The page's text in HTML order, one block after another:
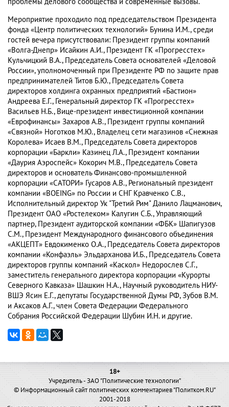
Мероприятие проходило под председательством Президента
фонда «Центр политических технологий» Бунина И.М., среди
гостей вечера присутствовали: Президент группы компаний
«Волга-Днепр» Исайкин А.И., Президент ГК «Прогресстех»
Кульчицкий В.А., Председатель Совета основателей «Деловой
России», уполномоченный при Президенте РФ по защите прав
предпринимателей Титов Б.Ю., Председатель Совета
директоров холдинга охранных предприятий «Бастион»
Андреева Е.Г., Генеральный директор ГК «Прогресстех»
Васильев Н.Б., Вице-президент инвестиционной компании
«Еврофинансы» Захаров А.В., Президент группы компаний
«Связной» Ноготков М.Ю., Владелец сети магазинов «Снежная
Королева» Исаев В.М., Председатель Совета директоров
корпорации «Баркли» Казинец Л.А., Президент компании
«Даурия Аэроспейс» Кокорич М.В., Председатель Совета
директоров и основатель Финансово-промышленной
корпорации «САТОРИ» Гусаров А.В., Региональный президент
компании «BOEING» по России и СНГ Кравченко С.В.,
Исполнительный директор Ук "Третий Рим" Данило Лацманович,
Президент ОАО «Ростелеком» Калугин С.Б., Управляющий
партнер, Президент аудиторской компании «ФБК» Шапигузов
С.М., Президент Международного финансового объединения
«АКЦЕПТ» Евдокименко О.А., Председатель Совета директоров
компании «Конфаэль» Эльдарханова И.Б., Председатель Совета
директоров группы компаний «Каскол» Недорослев С.Г.,
заместитель генерального директора корпорации «Курорты
Северного Кавказа» Шашкин Н.А., Научный руководитель НИУ-
ВШЭ Ясин Е.Г., депутаты Государственной Думы РФ, Зубов В.М.
и Аксаков А.Г., член Совета Федерации Федерального
Собрания Российской Федерации Шубин И.Н. и другие.
18+
Учредитель - ЗАО "Политические технологии"
© Информационный сайт политических комментариев "Политком.RU"
2001-2018